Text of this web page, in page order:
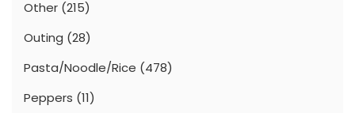
Other (215)
Outing (28)
Pasta/Noodle/Rice (478)
Peppers (11)